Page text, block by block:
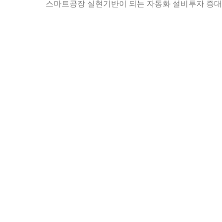
스마트공장 실현기반이 되는 자동화 설비투자 증